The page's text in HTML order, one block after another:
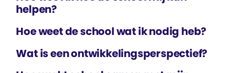
helpen?
Hoe weet de school wat ik nodig heb?
Wat is een ontwikkelingsperspectief?